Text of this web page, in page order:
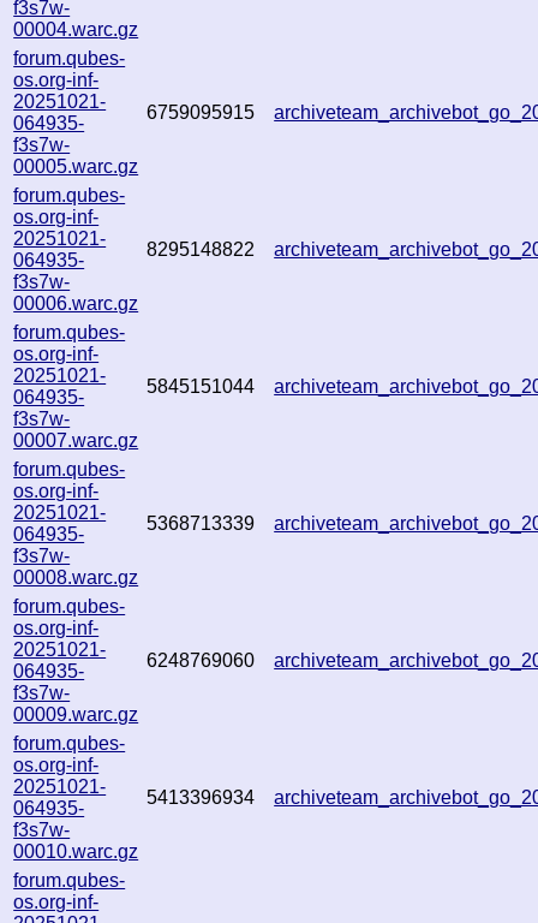
f3s7w-
00004.warc.gz
forum.qubes-
os.org-inf-
20251021-
064935-
f3s7w-
00005.warc.gz
6759095915
forum.qubes-
os.org-inf-
20251021-
064935-
f3s7w-
00006.warc.gz
8295148822
forum.qubes-
os.org-inf-
20251021-
064935-
f3s7w-
00007.warc.gz
5845151044
forum.qubes-
os.org-inf-
20251021-
064935-
f3s7w-
00008.warc.gz
5368713339
forum.qubes-
os.org-inf-
20251021-
064935-
f3s7w-
00009.warc.gz
6248769060
forum.qubes-
os.org-inf-
20251021-
064935-
f3s7w-
00010.warc.gz
5413396934
forum.qubes-
os.org-inf-